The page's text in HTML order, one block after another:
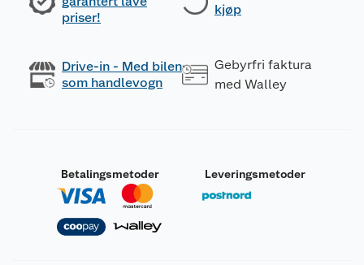
priser!
kjøp
Drive-in - Med bilen
som handlevogn
Gebyrfri faktura
med Walley
Betalingsmetoder Leveringsmetoder